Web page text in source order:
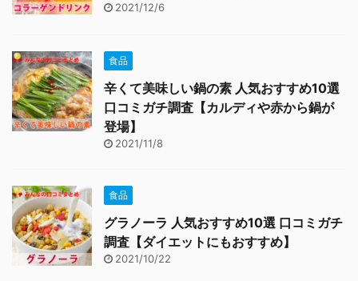
2021/12/6
食品
辛くて美味しい鍋の素 人気おすすめ10選
口コミガチ調査【カルディや赤から鍋が
登場】
2021/11/8
食品
グラノーラ 人気おすすめ10選 口コミガチ
調査【ダイエットにもおすすめ】
2021/10/22